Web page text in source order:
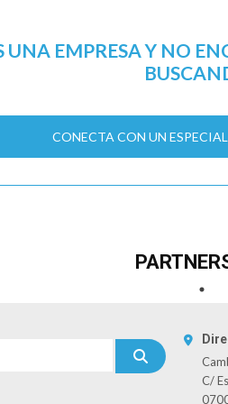
UNA EMPRESA Y NO
CONECTA CON UN
C/